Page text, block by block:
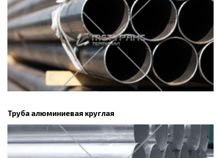
Труба алюминиевая круглая